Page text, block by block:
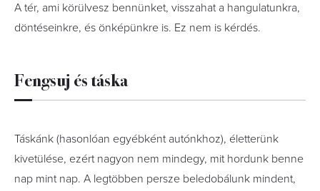
A tér, ami körülvesz bennünket, visszahat a hangulatunkra,
döntéseinkre, és önképünkre is. Ez nem is kérdés.
Fengsuj és táska
Táskánk (hasonlóan egyébként autónkhoz), életterünk
kivetülése, ezért nagyon nem mindegy, mit hordunk benne
nap mint nap. A legtöbben persze beledobálunk mindent,